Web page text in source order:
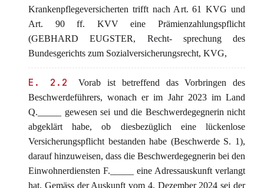
Krankenpflegeversicherten trifft nach Art. 61 KVG und
Art. 90 ff. KVV eine Prämienzahlungspflicht
(GEBHARD EUGSTER, Recht- sprechung des
Bundesgerichts zum Sozialversicherungsrecht, KVG,
E. 2.2
Vorab ist betreffend das Vorbringen des
Beschwerdeführers, wonach er im Jahr 2023 im Land
Q._____ gewesen sei und die Beschwerdegegnerin nicht
abgeklärt habe, ob diesbezüglich eine lückenlose
Versicherungspflicht bestanden habe (Beschwerde S. 1),
darauf hinzuweisen, dass die Beschwerdegegnerin bei den
Einwohnerdiensten F._____ eine Adressauskunft verlangt
hat. Gemäss der Auskunft vom 4. Dezember 2024 sei der